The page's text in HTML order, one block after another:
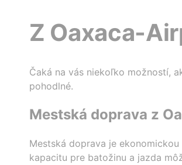
Z Oaxaca-
Čaká na vás niekoľko možností,
pohodlné.
Mestská doprava z
Mestská doprava je
kapacitu pre batožinu a jazda